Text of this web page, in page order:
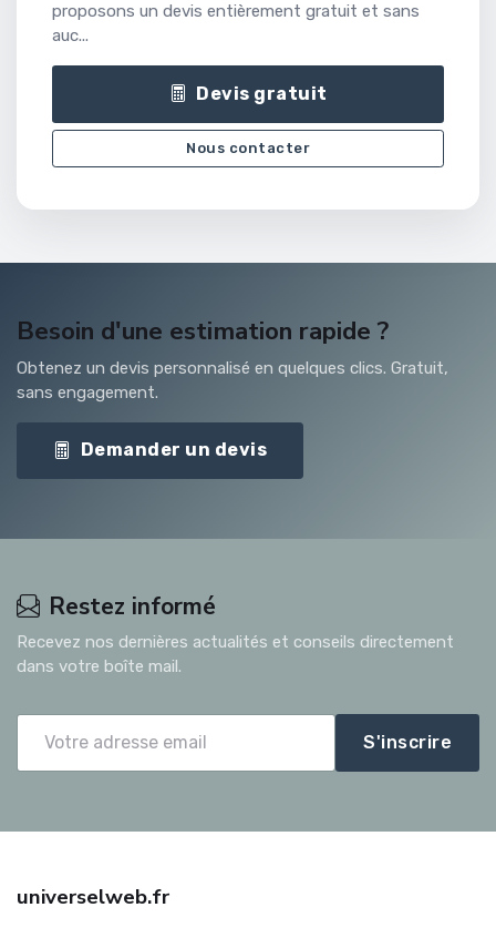
proposons un devis entièrement gratuit et sans
auc...
Devis gratuit
Nous contacter
Besoin d'une estimation rapide ?
Obtenez un devis personnalisé en quelques clics. Gratuit,
sans engagement.
Demander un devis
Restez informé
Recevez nos dernières actualités et conseils directement
dans votre boîte mail.
S'inscrire
universelweb.fr